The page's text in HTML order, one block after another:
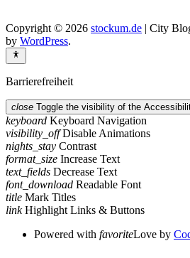
Copyright © 2026 stockum.de | City
by WordPress.
Barrierefreiheit
close Toggle the visibility of the
keyboard Keyboard Navigation
visibility_off Disable Animations
nights_stay Contrast
format_size Increase Text
text_fields Decrease Text
font_download Readable Font
title Mark Titles
link Highlight Links & Buttons
Powered with favoriteLove by